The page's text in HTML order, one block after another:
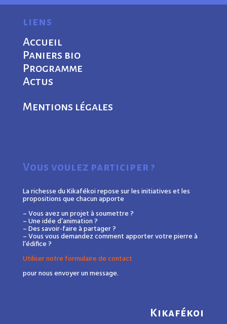
liens
Accueil
Paniers bio
Programme
Actus
Mentions légales
Vous voulez participer ?
La richesse du Kikafékoi repose sur les initiatives et les
propositions que chacun apporte
– Vous avez un projet à soumettre ?
– Une idée d’animation ?
– Des savoir-faire à partager ?
– Vous vous demandez comment apporter votre pierre à
l’édifice ?
Utiliser notre formulaire de contact
pour nous envoyer un message.
Kikafékoi